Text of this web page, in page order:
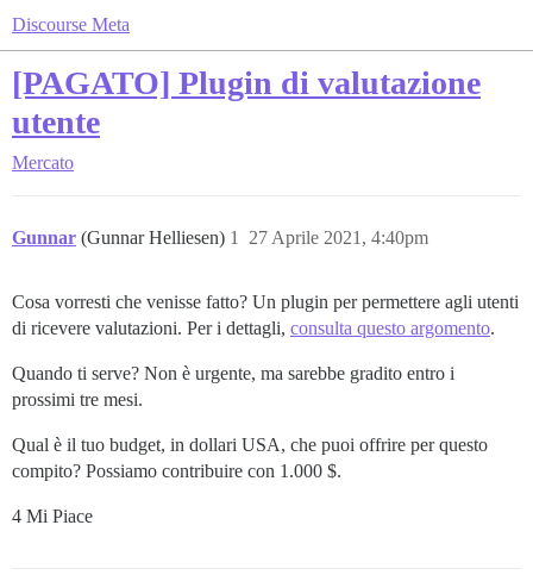
Discourse Meta
[PAGATO] Plugin di valutazione
utente
Mercato
Gunnar (Gunnar Helliesen) 27 Aprile 2021, 4:40pm
1
Cosa vorresti che venisse fatto? Un plugin per permettere agli utenti
di ricevere valutazioni. Per i dettagli, consulta questo argomento.
Quando ti serve? Non è urgente, ma sarebbe gradito entro i
prossimi tre mesi.
Qual è il tuo budget, in dollari USA, che puoi offrire per questo
compito? Possiamo contribuire con 1.000 $.
4 Mi Piace